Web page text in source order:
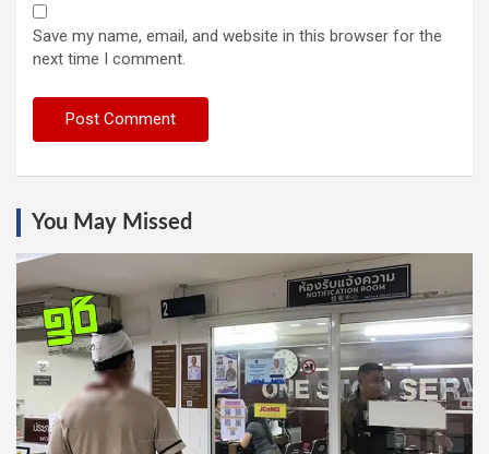
Save my name, email, and website in this browser for the
next time I comment.
You May Missed